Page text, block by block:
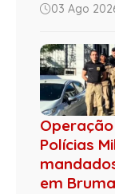
03 Ago
Polícias
em